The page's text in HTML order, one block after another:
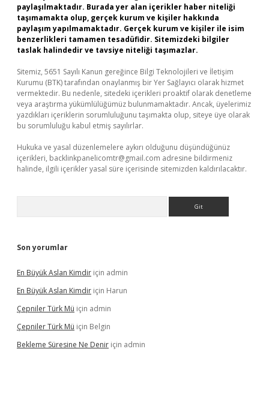
paylaşılmaktadır. Burada yer alan içerikler haber niteliği
taşımamakta olup, gerçek kurum ve kişiler hakkında
paylaşım yapılmamaktadır. Gerçek kurum ve kişiler ile isim
benzerlikleri tamamen tesadüfidir. Sitemizdeki bilgiler
taslak halindedir ve tavsiye niteliği taşımazlar.
Sitemiz, 5651 Sayılı Kanun gereğince Bilgi Teknolojileri ve İletişim
Kurumu (BTK) tarafından onaylanmış bir Yer Sağlayıcı olarak hizmet
vermektedir. Bu nedenle, sitedeki içerikleri proaktif olarak denetleme
veya araştırma yükümlülüğümüz bulunmamaktadır. Ancak, üyelerimiz
yazdıkları içeriklerin sorumluluğunu taşımakta olup, siteye üye olarak
bu sorumluluğu kabul etmiş sayılırlar.
Hukuka ve yasal düzenlemelere aykırı olduğunu düşündüğünüz
içerikleri, backlinkpanelicomtr@gmail.com adresine bildirmeniz
halinde, ilgili içerikler yasal süre içerisinde sitemizden kaldırılacaktır.
Son yorumlar
En Büyük Aslan Kimdir için admin
En Büyük Aslan Kimdir için Harun
Çepniler Türk Mü için admin
Çepniler Türk Mü için Belgin
Bekleme Süresine Ne Denir için admin